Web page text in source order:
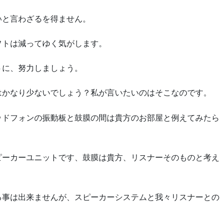
言わざるを得ません。
は減ってゆく気がします。
、努力しましょう。
なり少ないでしょう？私が言いたいのはそこなのです。
フォンの振動板と鼓膜の間は貴方のお部屋と例えてみたら
カーユニットです、鼓膜は貴方、リスナーそのものと考え
は出来ませんが、スピーカーシステムと我々リスナーとの